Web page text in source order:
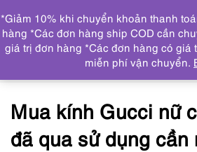
Trang chủ Tin tức
Mua kính
qua sử dụng cần nên lưu ý những gì
Mua kính Gucci nữ
đã qua sử dụng cần
*Giảm 10% khi chuyển khoản thanh
hàng *Các đơn hàng ship COD cần
giá trị đơn hàng *Các đơn hàng có giá
miễn phí vận chuyển.